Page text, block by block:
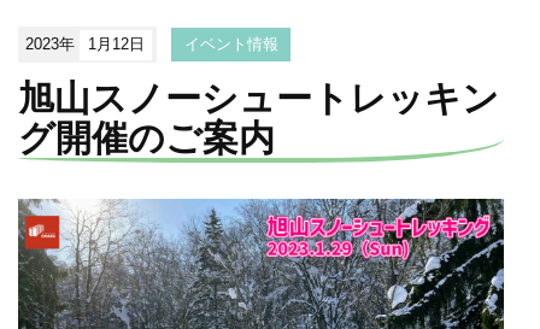
2023年 1月12日 イベント情報
旭山スノーシュートレッキン
グ開催のご案内